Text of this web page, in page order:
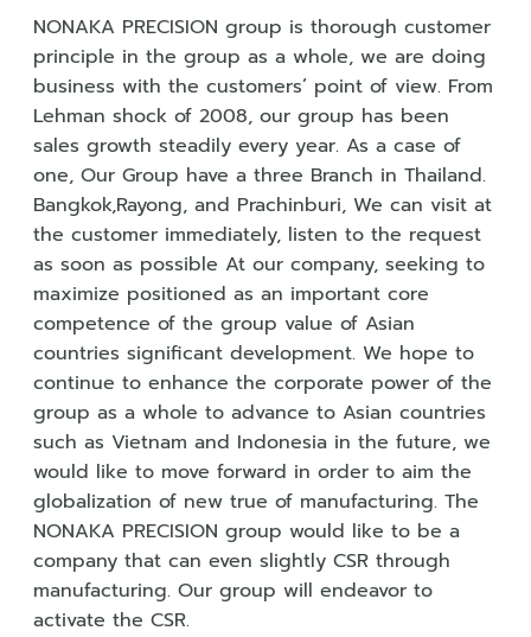
NONAKA PRECISION group is thorough customer
principle in the group as a whole, we are doing
business with the customers’ point of view. From
Lehman shock of 2008, our group has been
sales growth steadily every year. As a case of
one, Our Group have a three Branch in Thailand.
Bangkok,Rayong, and Prachinburi, We can visit at
the customer immediately, listen to the request
as soon as possible At our company, seeking to
maximize positioned as an important core
competence of the group value of Asian
countries significant development. We hope to
continue to enhance the corporate power of the
group as a whole to advance to Asian countries
such as Vietnam and Indonesia in the future, we
would like to move forward in order to aim the
globalization of new true of manufacturing. The
NONAKA PRECISION group would like to be a
company that can even slightly CSR through
manufacturing. Our group will endeavor to
activate the CSR.